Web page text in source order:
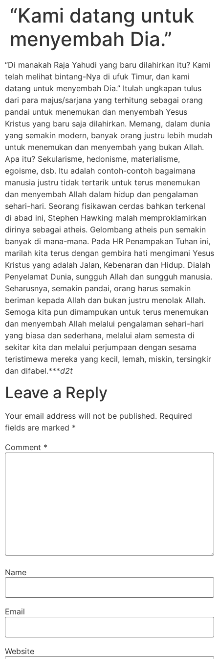
“Kami datang untuk
menyembah Dia.”
“Di manakah Raja Yahudi yang baru dilahirkan itu? Kami
telah melihat bintang-Nya di ufuk Timur, dan kami
datang untuk menyembah Dia.” Itulah ungkapan tulus
dari para majus/sarjana yang terhitung sebagai orang
pandai untuk menemukan dan menyembah Yesus
Kristus yang baru saja dilahirkan. Memang, dalam dunia
yang semakin modern, banyak orang justru lebih mudah
untuk menemukan dan menyembah yang bukan Allah.
Apa itu? Sekularisme, hedonisme, materialisme,
egoisme, dsb. Itu adalah contoh-contoh bagaimana
manusia justru tidak tertarik untuk terus menemukan
dan menyembah Allah dalam hidup dan pengalaman
sehari-hari. Seorang fisikawan cerdas bahkan terkenal
di abad ini, Stephen Hawking malah memproklamirkan
dirinya sebagai atheis. Gelombang atheis pun semakin
banyak di mana-mana. Pada HR Penampakan Tuhan ini,
marilah kita terus dengan gembira hati mengimani Yesus
Kristus yang adalah Jalan, Kebenaran dan Hidup. Dialah
Penyelamat Dunia, sungguh Allah dan sungguh manusia.
Seharusnya, semakin pandai, orang harus semakin
beriman kepada Allah dan bukan justru menolak Allah.
Semoga kita pun dimampukan untuk terus menemukan
dan menyembah Allah melalui pengalaman sehari-hari
yang biasa dan sederhana, melalui alam semesta di
sekitar kita dan melalui perjumpaan dengan sesama
teristimewa mereka yang kecil, lemah, miskin, tersingkir
dan difabel.***d2t
Leave a Reply
Your email address will not be published. Required
fields are marked *
Comment *
Name
Email
Website